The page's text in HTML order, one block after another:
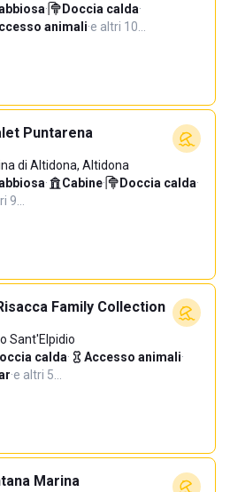
· Doccia calda·
animali·e altri 10…
Puntarena
di Altidona, Altidona
· Cabine· Doccia calda·
9…
Family Collection
Sant'Elpidio
calda· Accesso animali·
·e altri 5…
Marina